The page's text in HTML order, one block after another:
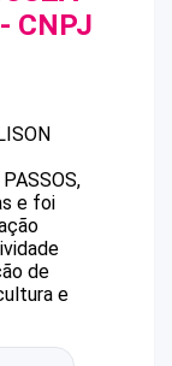
- CNPJ
e foi
de
e